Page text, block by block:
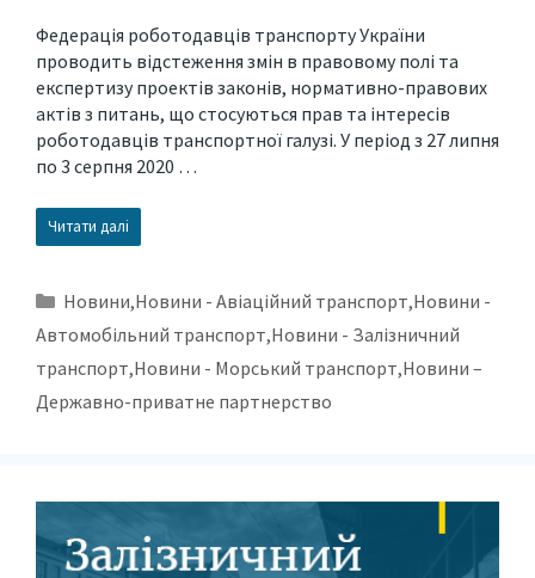
Федерація роботодавців транспорту України
проводить відстеження змін в правовому полі та
експертизу проектів законів, нормативно-правових
актів з питань, що стосуються прав та інтересів
роботодавців транспортної галузі. У період з 27 липня
по 3 серпня 2020 …
Читати далі
Новини,Новини - Авіаційний транспорт,Новини -
Автомобільний транспорт,Новини - Залізничний
транспорт,Новини - Морський транспорт,Новини –
Державно-приватне партнерство